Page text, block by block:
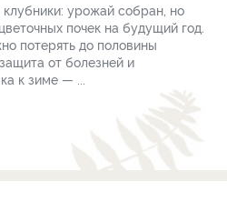
урожай собран, но
почек на будущий год.
потерять до половины
от болезней и
к зиме — ...